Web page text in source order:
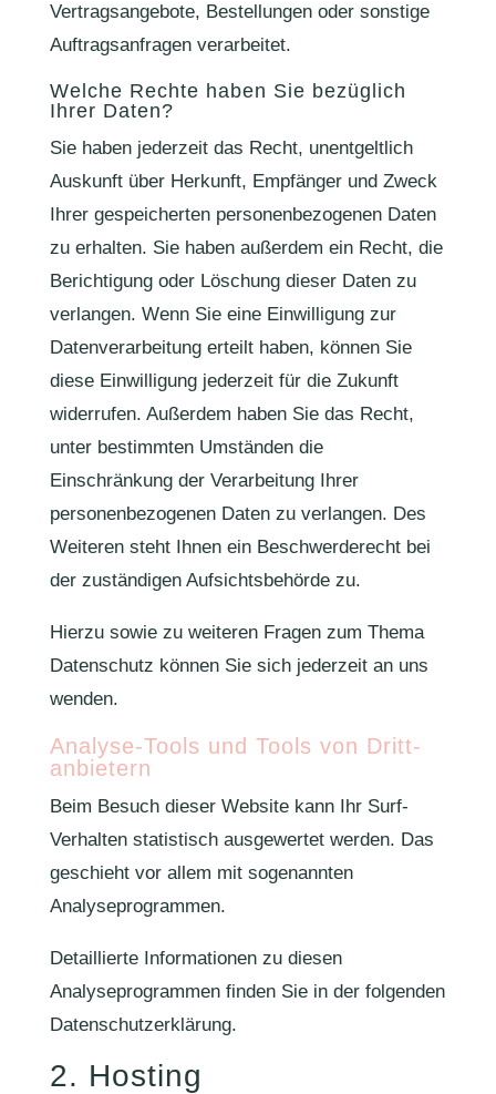
Vertragsangebote, Bestellungen oder sonstige
Auftragsanfragen verarbeitet.
Welche Rechte haben Sie bezüglich
Ihrer Daten?
Sie haben jederzeit das Recht, unentgeltlich
Auskunft über Herkunft, Empfänger und Zweck
Ihrer gespeicherten personenbezogenen Daten
zu erhalten. Sie haben außerdem ein Recht, die
Berichtigung oder Löschung dieser Daten zu
verlangen. Wenn Sie eine Einwilligung zur
Datenverarbeitung erteilt haben, können Sie
diese Einwilligung jederzeit für die Zukunft
widerrufen. Außerdem haben Sie das Recht,
unter bestimmten Umständen die
Einschränkung der Verarbeitung Ihrer
personenbezogenen Daten zu verlangen. Des
Weiteren steht Ihnen ein Beschwerderecht bei
der zuständigen Aufsichtsbehörde zu.
Hierzu sowie zu weiteren Fragen zum Thema
Datenschutz können Sie sich jederzeit an uns
wenden.
Analyse-Tools und Tools von Dritt­
anbietern
Beim Besuch dieser Website kann Ihr Surf-
Verhalten statistisch ausgewertet werden. Das
geschieht vor allem mit sogenannten
Analyseprogrammen.
Detaillierte Informationen zu diesen
Analyseprogrammen finden Sie in der folgenden
Datenschutzerklärung.
2. Hosting